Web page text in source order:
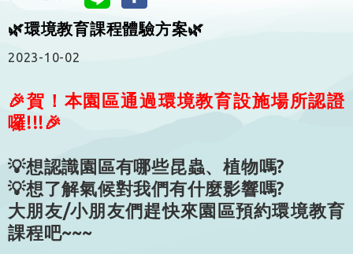
🌿環境教育課程體驗方案🌿
2023-10-02
🎉賀！本園區通過環境教育設施場所認證
囉!!!🎉
💡想認識園區有哪些昆蟲、植物嗎?
💡想了解氣候對我們有什麼影響嗎?
大朋友/小朋友們趕快來園區預約環境教育
課程吧~~~